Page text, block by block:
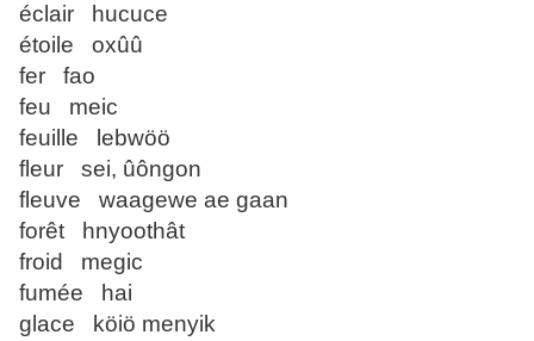
éclair hucuce
étoile oxûû
fer fao
feu meic
feuille lebwöö
fleur sei, ûôngon
fleuve waagewe ae gaan
forêt hnyoothât
froid megic
fumée hai
glace köiö menyik